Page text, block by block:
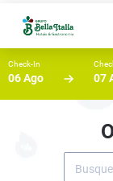
Check-In
06 Ago 07